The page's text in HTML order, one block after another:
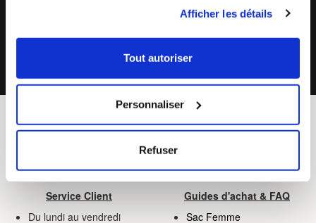
tout moment en consultant la Déclaration relative aux
cookies ou en cliquant sur l'icône de confidentialité.
Collecter des informations sur votre localisation
géographique qui peuvent être précises à plusieurs
mètres près
pour en relever les caractéristiques spécifiques
(empreintes digitales).
Pour en savoir plus sur le traitement de vos données
personnelles et définir vos préférences, reportez-vous à
Afficher les détails
Tout autoriser
Personnaliser
Refuser
collections renouvelées
les moins chers en France
BLEU CERISE
Enseigne Française
Service Client
Guides d'achat & FAQ
Du lundi au vendredi
Sac Femme